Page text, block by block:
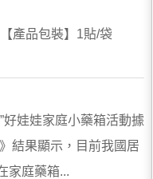
產品包裝】1貼/袋
娃娃家庭小藥箱活動據
結果顯示，目前我國居
家庭藥箱...